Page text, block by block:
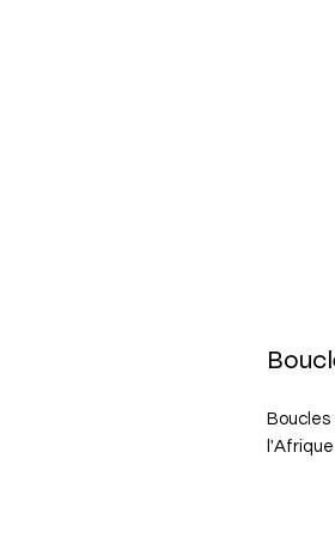
l'Afrique